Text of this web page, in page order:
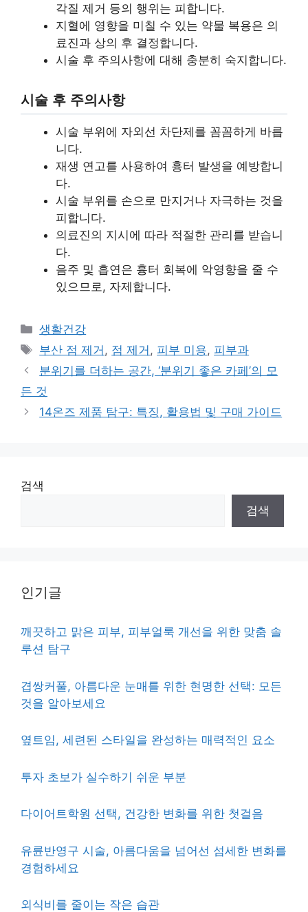
각질 제거 등의 행위는 피합니다.
지혈에 영향을 미칠 수 있는 약물 복용은 의
료진과 상의 후 결정합니다.
시술 후 주의사항에 대해 충분히 숙지합니다.
시술 후 주의사항
시술 부위에 자외선 차단제를 꼼꼼하게 바릅
니다.
재생 연고를 사용하여 흉터 발생을 예방합니
다.
시술 부위를 손으로 만지거나 자극하는 것을
피합니다.
의료진의 지시에 따라 적절한 관리를 받습니
다.
음주 및 흡연은 흉터 회복에 악영향을 줄 수
있으므로, 자제합니다.
Categories
생활건강
Tags
부산 점 제거 , 점 제거 , 피부 미용, 피부과
분위기를 더하는 공간, ‘분위기 좋은 카페’의 모
든 것
14온즈 제품 탐구: 특징, 활용법 및 구매 가이드
검색
검색
인기글
깨끗하고 맑은 피부, 피부얼룩 개선을 위한 맞춤 솔
루션 탐구
겹쌍커풀, 아름다운 눈매를 위한 현명한 선택: 모든
것을 알아보세요
옆트임, 세련된 스타일을 완성하는 매력적인 요소
투자 초보가 실수하기 쉬운 부분
다이어트학원 선택, 건강한 변화를 위한 첫걸음
유륜반영구 시술, 아름다움을 넘어선 섬세한 변화를
경험하세요
외식비를 줄이는 작은 습관